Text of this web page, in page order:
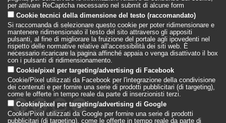
Contatti
Tel: 06.442597.1
E-mail istituzionale:sede.centrale@lilt.it
Login »
Registrazione per Albo Fornitori »
Seguici su:
per attivare ReCaptcha necessario nel submit di alcune form
Cookie tecnici della dimensione del testo (raccomandato)
Si raccomanda di selezionare questo cookie per poter ridimensionare e
mantenere ridimensionato il testo del sito attraverso gli appositi
pulsanti, al fine di migliorare la fruizione del portale agli ipovedenti nel
rispetto delle normative relative all'accessibilità dei siti web. È
necessario ricaricare la pagina affinché appaia o venga disattivato il box
con i pulsanti di ridimensionamento.
Cookie/pixel per targeting/advertising di Facebook
Cookie/Pixel utilizzati da Facebook per l'integrazione della condivisione
dei contenuti e per fornire una serie di prodotti pubblicitari (di targeting),
come le offerte in tempo reale da parte di inserzionisti terzi.
Cookie/pixel per targeting/advertising di Google
Cookie/Pixel utilizzati da Google per fornire una serie di prodotti
pubblicitari (di targeting), come le offerte in tempo reale da parte di